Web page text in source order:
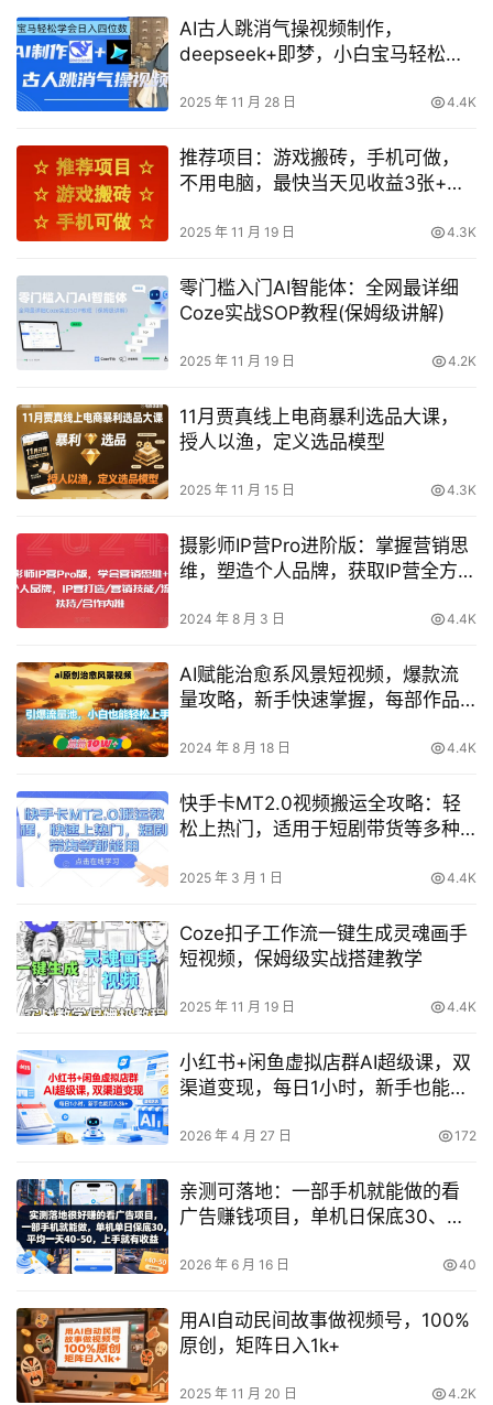
AI古人跳消气操视频制作，
deepseek+即梦，小白宝马轻松学
2025 年 11 月 28 日 4.4K
推荐项目：游戏搬砖，手机可做，
不用电脑，最快当天见收益3张+，
2025 年 11 月 19 日 4.3K
零门槛入门AI智能体：全网最详细
Coze实战SOP教程(保姆级讲解)
2025 年 11 月 19 日 4.2K
11月贾真线上电商暴利选品大课，
授人以渔，定义选品模型
2025 年 11 月 15 日 4.3K
摄影师IP营Pro进阶版：掌握营销思
维，塑造个人品牌，获取IP营全方位
持与合作内推
2024 年 8 月 3 日 4.4K
AI赋能治愈系风景短视频，爆款流
量攻略，新手快速掌握，每部作品
2024 年 8 月 18 日 4.4K
快手卡MT2.0视频搬运全攻略：轻
松上热门，适用于短剧带货等多种
2025 年 3 月 1 日 4.4K
Coze扣子工作流一键生成灵魂画手
短视频，保姆级实战搭建教学
2025 年 11 月 19 日 4.4K
小红书+闲鱼虚拟店群AI超级课，双
渠道变现，每日1小时，新手也能月
2026 年 4 月 27 日 172
亲测可落地：一部手机就能做的看
广告赚钱项目，单机日保底30、平
2026 年 6 月 16 日 40
用AI自动民间故事做视频号，100%
原创，矩阵日入1k+
2025 年 11 月 20 日 4.2K